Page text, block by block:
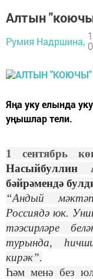
Алтын
Румия Надршина,
Яңа уку елында
уңышлар тели.
1 сентябрь
Насыйбуллин
бәйрәмендә
“Андый
Россиядә юк.
тәэсирләре
турында,
кирәк”.
Һәм менә без